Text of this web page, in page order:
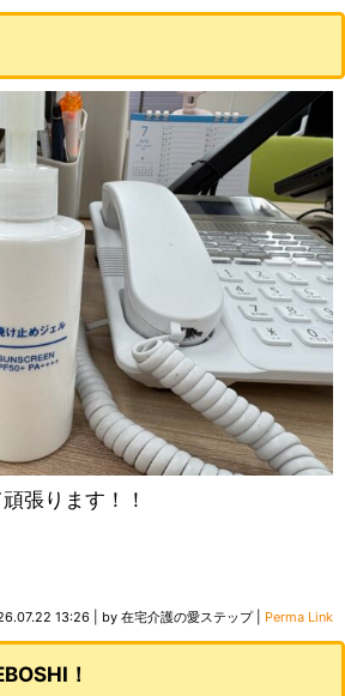
張ります！！
13:26 by 在宅介護の愛ステップ| Perma Link
！